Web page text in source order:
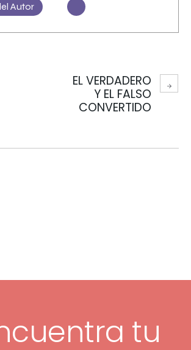
Autor
EL VERDADERO
Y EL FALSO
CONVERTIDO
tu